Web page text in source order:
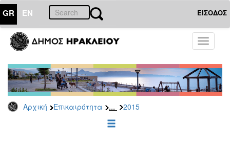
GR EN ΕΙΣΟΔΟΣ
Toggle
Αρχική Επικαιρότητα ... 2015
ΕΠΙΚΑΙΡΟΤΗΤΑ
Τύπου
Αρχείο
2026
2025